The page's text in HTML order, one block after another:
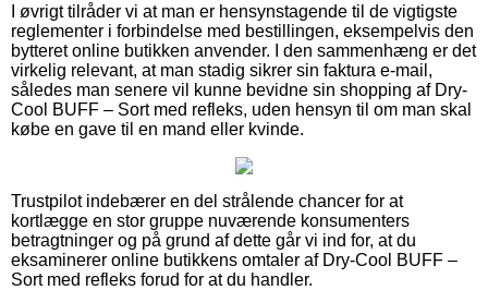
I øvrigt tilråder vi at man er hensynstagende til de vigtigste
reglementer i forbindelse med bestillingen, eksempelvis den
bytteret online butikken anvender. I den sammenhæng er det
virkelig relevant, at man stadig sikrer sin faktura e-mail,
således man senere vil kunne bevidne sin shopping af Dry-
Cool BUFF – Sort med refleks, uden hensyn til om man skal
købe en gave til en mand eller kvinde.
Trustpilot indebærer en del strålende chancer for at
kortlægge en stor gruppe nuværende konsumenters
betragtninger og på grund af dette går vi ind for, at du
eksaminerer online butikkens omtaler af Dry-Cool BUFF –
Sort med refleks forud for at du handler.